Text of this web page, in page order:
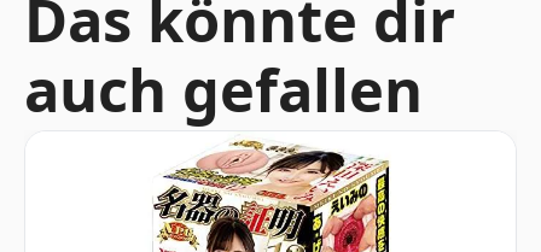
Das könnte dir
auch gefallen